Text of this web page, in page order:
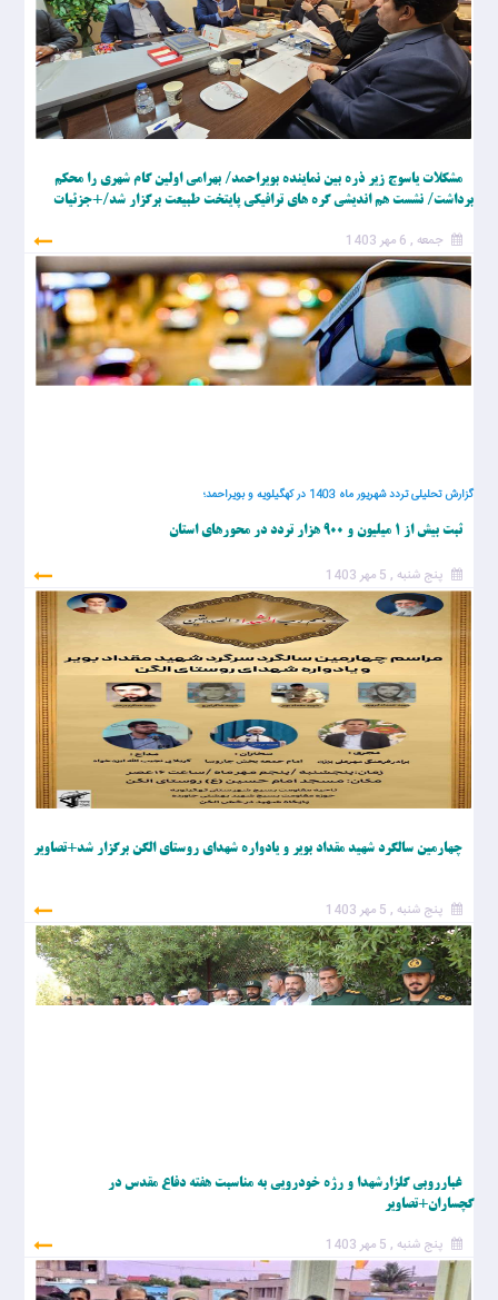
مشکلات یاسوج زیر ذره بین نماینده بویراحمد/ بهرامی اولین گام شهری را محکم
برداشت/ نشست هم اندیشی گره های ترافیکی پایتخت طبیعت برگزار شد/+جزئیات
جمعه , 6 مهر 1403
گزارش تحلیلی تردد شهریور ماه 1403 در کهگیلویه و بویراحمد؛
ثبت بیش از 1 میلیون و 900 هزار تردد در محورهای استان
پنج شنبه , 5 مهر 1403
چهارمین سالگرد شهید مقداد بویر و یادواره شهدای روستای الگن برگزار شد+تصاویر
پنج شنبه , 5 مهر 1403
غبارروبی گلزارشهدا و رژه خودرویی به مناسبت هفته دفاع مقدس در
گچساران+تصاویر
پنج شنبه , 5 مهر 1403